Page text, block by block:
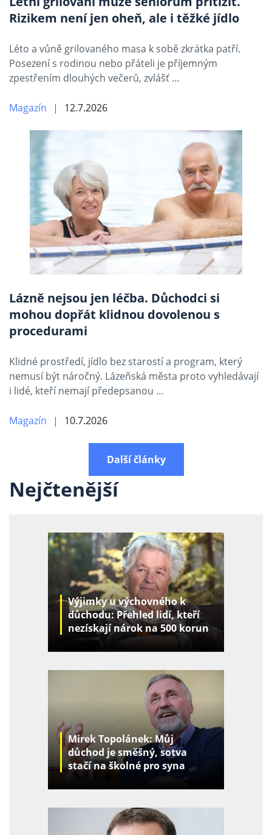
Rizikem není jen oheň, ale i těžké jídlo
Léto a vůně grilovaného masa k sobě zkrátka patří.
Posezení s rodinou nebo přáteli je příjemným
zpestřením dlouhých večerů, zvlášť …
Magazín 12.7.2026
Lázně nejsou jen léčba. Důchodci si
mohou dopřát klidnou dovolenou s
procedurami
Klidné prostředí, jídlo bez starostí a program, který
nemusí být náročný. Lázeňská města proto vyhledávají
i lidé, kteří nemají předepsanou …
Magazín 10.7.2026
Další články
Nejčtenější
Výjimky u výchovného k
důchodu: Přehled lidí, kteří
nezískají nárok na 500 korun
za děti
Mirek Topolánek: Můj
důchod je směšný, sotva
stačí na školné pro syna